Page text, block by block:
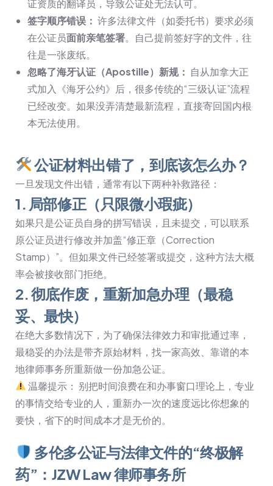
证资质的翻译员，导致公证处无法认可。
签字顺序错误： 许多法律文件（如委托书）要求必须
在公证员面前亲笔签署。自己提前签好字的文件，往
往是一张废纸。
忽略了海牙认证（Apostille）新规： 自从加拿大正
式加入《海牙公约》后，很多传统的“三级认证”流程
已经改变。如果没弄清楚最新流程，直接寄回国内根
本无法使用。
公证材料出错了，到底该怎么办？
一旦发现文件出错，通常有以下两种补救路径：
1. 局部修正（只限微小瑕疵）
如果只是公证员自身的拼写错误，且未提交，可以联系
原公证员进行修改并加盖“修正章（Correction
Stamp）”。但如果文件已经签署或提交，这种方法大概
率会被接收部门拒绝。
2. 彻底作废，重新加急办理（最稳
妥、最快）
在绝大多数情况下，为了确保法律效力和审批通过率，
最稳妥的办法是带齐原始材料，找一家高效、靠谱的本
地律师事务所重新做一份加急公证。
温馨提示： 别把时间浪费在和办事窗口理论上，专业
的事情交给专业的人，重新办一次的速度远比你想象的
要快，省下的时间成本才是无价的。
多伦多公证与法律文件的“终极解
药”：JZW Law 律师事务所